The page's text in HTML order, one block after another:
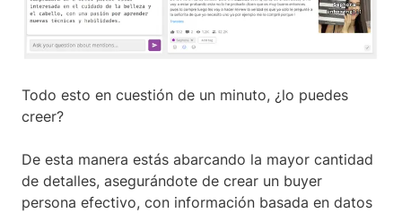
Todo esto en cuestión de un minuto, ¿lo puedes
creer?
De esta manera estás abarcando la mayor cantidad
de detalles, asegurándote de crear un buyer
persona efectivo, con información basada en datos